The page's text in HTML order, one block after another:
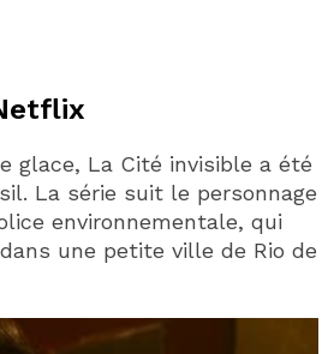
glace, La Cité invisible a été
La série suit le personnage
environnementale, qui
une petite ville de Rio de